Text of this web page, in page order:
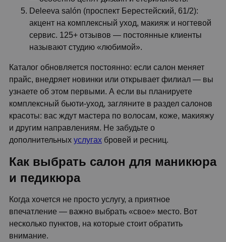
Deleeva salón (проспект Берестейский, 61/2):
акцент на комплексный уход, макияж и ногтевой
сервис. 125+ отзывов — постоянные клиенты
называют студию «любимой».
Каталог обновляется постоянно: если салон меняет
прайс, внедряет новинки или открывает филиал — вы
узнаете об этом первыми. А если вы планируете
комплексный бьюти-уход, загляните в раздел салонов
красоты: вас ждут мастера по волосам, коже, макияжу
и другим направлениям. Не забудьте о
дополнительных услугах бровей и ресниц.
Как выбрать салон для маникюра
и педикюра
Когда хочется не просто услугу, а приятное
впечатление — важно выбрать «свое» место. Вот
несколько пунктов, на которые стоит обратить
внимание.